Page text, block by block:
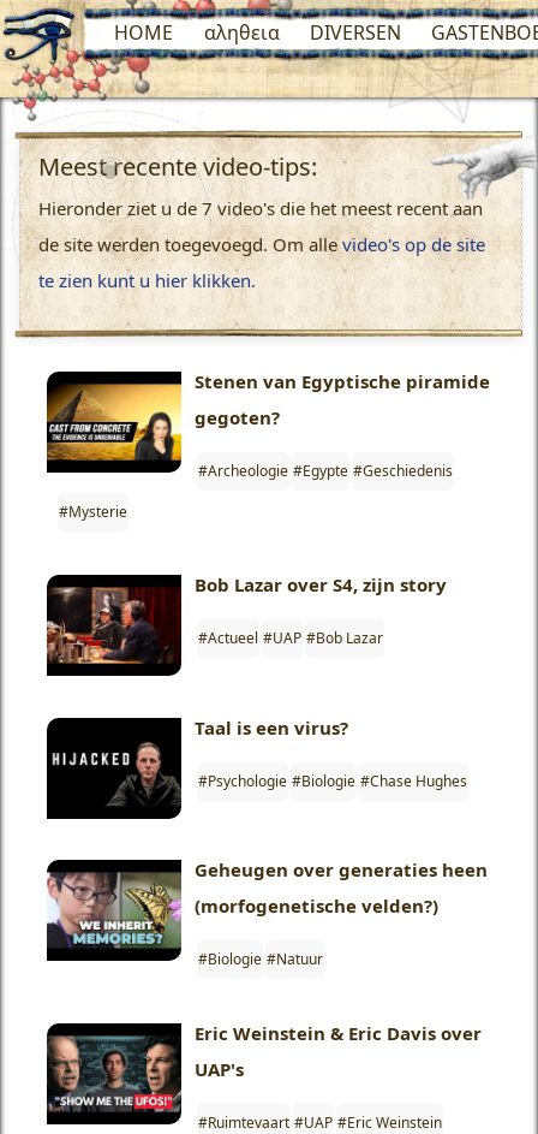
HOME αληθεια DIVERSEN
Meest recente video-tips:
Hieronder ziet u de 7 video's die het meest recent aan
de site werden toegevoegd. Om allevideo's op de site
te zien kunt u hier klikken.
Stenen van Egyptische piramide
gegoten?
#Archeologie #Egypte #Geschiedenis
#Mysterie
Bob Lazar over S4, zijn story
#Actueel #UAP #Bob Lazar
Taal is een virus?
#Psychologie #Biologie #Chase Hughes
Geheugen over generaties heen
(morfogenetische velden?)
#Biologie #Natuur
Eric Weinstein & Eric Davis over
UAP's
#Ruimtevaart #UAP #Eric Weinstein